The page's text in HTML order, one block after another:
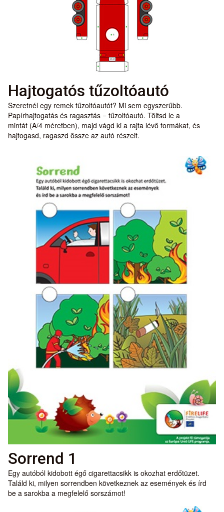
Hajtogatós tűzoltóautó
Szeretnél egy remek tűzoltóautót? Mi sem egyszerűbb.
Papírhajtogatás és ragasztás = tűzoltóautó. Töltsd le a
mintát (A/4 méretben), majd vágd ki a rajta lévő formákat, és
hajtogasd, ragaszd össze az autó részeit.
Sorrend 1
Egy autóból kidobott égő cigarettacsikk is okozhat erdőtüzet.
Találd ki, milyen sorrendben következnek az események és írd
be a sarokba a megfelelő sorszámot!